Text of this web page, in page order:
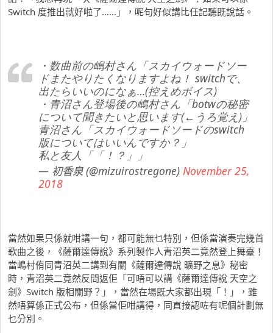
Switch 度推出就好啦了……」，呢句好似講比任記聽既說話。
・数曲前の嶋村さん「スカイウォードソー
ドまたやりたくなりますよね！ switchで、
出たらいいのになぁ…(控えめボイス)
・青沼さん登場後の嶋村さん「botwの秘密
について聞きたいと思います(←うろ覚え)」
青沼さん「スカイウォードソードのswitch
版についてはいいんですか？」
私と友人「「！？」」
— 初香泉 (@mizuirostregone) November 25,
2018
當然如果只係就咁講一句，都可能無乜特別，但係當演奏完幾首
歌曲之後，《薩爾達傳說》系列製作人青沼英二竟然登上舞臺！
當嶋村侑同青沼英二講到有關《薩爾達傳說 曠野之息》秘密
時，青沼英二竟然反問返佢「可唔可以講《薩爾達傳說 天空之
劍》Switch 版相關野？」，當然在場既大家都出現「！」，雖
然唔算係正式公布，但係當佢咁講得，同直接認咗有呢個計劃無
乜分別。